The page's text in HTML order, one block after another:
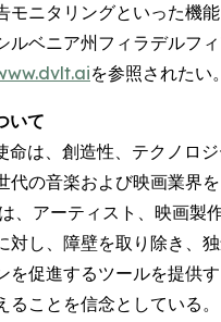
モニタリングといった機能
ルベニア州フィラデルフィ
を参照されたい。
いて
命は、創造性、テクノロ
代の音楽および映画業界
、アーティスト、映画製
対し、障壁を取り除き、
を促進するツールを提供
ることを信念としている